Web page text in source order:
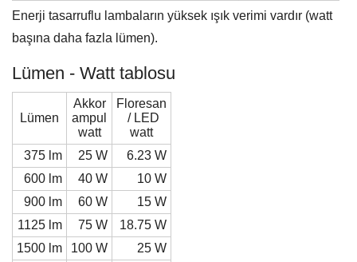
Enerji tasarruflu lambaların yüksek ışık verimi vardır (watt
başına daha fazla lümen).
Lümen - Watt tablosu
Lümen
Akkor
ampul
watt
Floresan
/ LED
watt
375 lm
25 W
6.23 W
600 lm
40 W
10 W
900 lm
60 W
15 W
1125 lm
75 W
18.75 W
1500 lm
100 W
25 W